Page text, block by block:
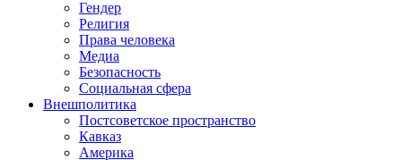
Гендер
Религия
Права человека
Медиа
Безопасность
Социальная сфера
Внешполитика
Постсоветское пространство
Кавказ
Америка